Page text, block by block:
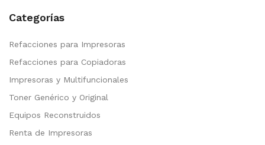
Categorías
Refacciones para Impresoras
Refacciones para Copiadoras
Impresoras y Multifuncionales
Toner Genérico y Original
Equipos Reconstruidos
Renta de Impresoras